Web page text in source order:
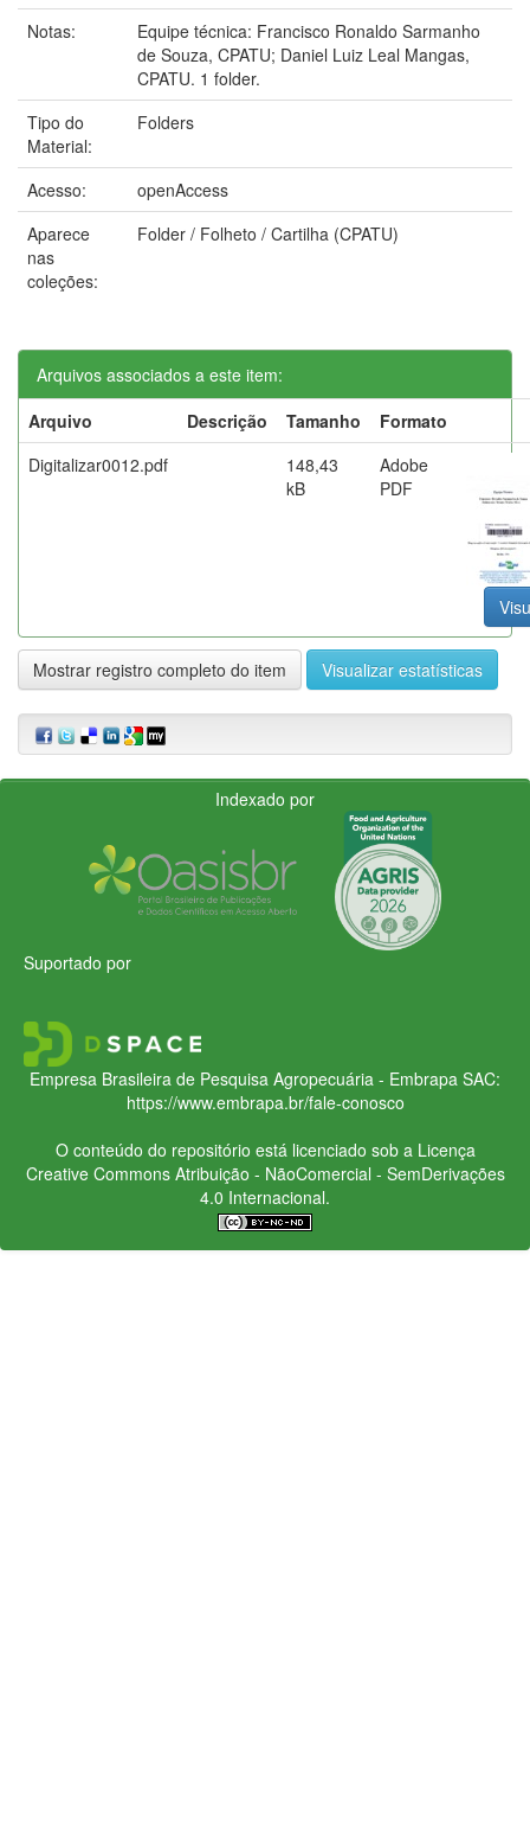
Notas:
Equipe técnica: Francisco Ronaldo Sarmanho
de Souza, CPATU; Daniel Luiz Leal Mangas,
CPATU. 1 folder.
Tipo do
Material:
Folders
Acesso:
openAccess
Aparece
nas
coleções:
Folder / Folheto / Cartilha (CPATU)
Arquivos associados a este item:
Arquivo
Descrição Tamanho
Formato
Digitalizar0012.pdf
148,43
kB
Adobe
PDF
Mostrar registro completo do item Visualizar estatísticas
Indexado por
Suportado por
Empresa Brasileira de Pesquisa Agropecuária - Embrapa SAC:
https://www.embrapa.br/fale-conosco
O conteúdo do repositório está licenciado sob a Licença
Creative CommonsAtribuição - NãoComercial - SemDerivações
4.0 Internacional.